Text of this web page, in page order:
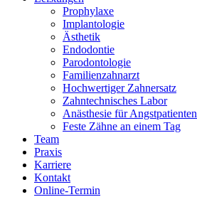
Prophylaxe
Implantologie
Ästhetik
Endodontie
Parodontologie
Familienzahnarzt
Hochwertiger Zahnersatz
Zahntechnisches Labor
Anästhesie für Angstpatienten
Feste Zähne an einem Tag
Team
Praxis
Karriere
Kontakt
Online-Termin